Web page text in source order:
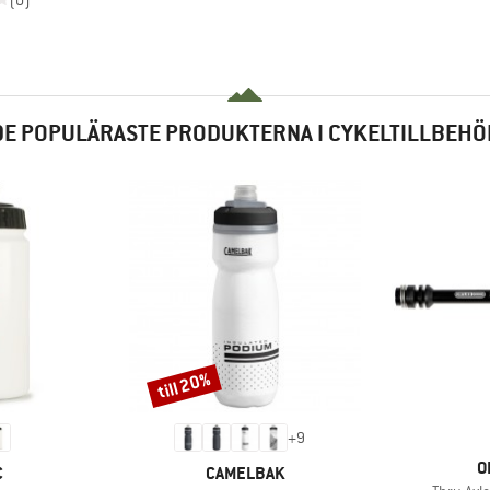
POPULÄRASTE PRODUKTERNA I
+9
VARUMÄRKE
CAMELBAK
Rabatt
till 20%